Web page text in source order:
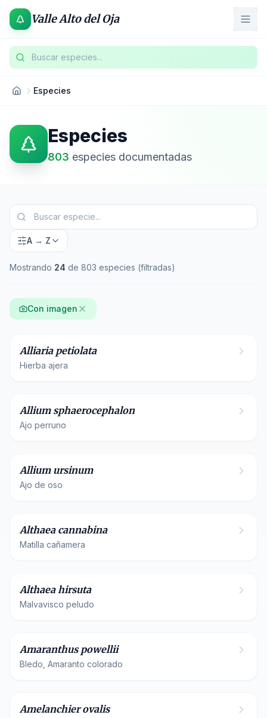
Valle Alto del Oja
Buscar especies...
Especies
Especies
803 especies documentadas
A → Z
Mostrando 24 de 803 especies (filtradas)
Con imagen
Brassicaceae
Alliaria petiolata
Hierba ajera
Allium sphaerocephalon
Ajo perruno
Allium ursinum
Ajo de oso
Althaea cannabina
Matilla cañamera
Althaea hirsuta
Malvavisco peludo
Amaranthus powellii
Bledo, Amaranto colorado
Amelanchier ovalis